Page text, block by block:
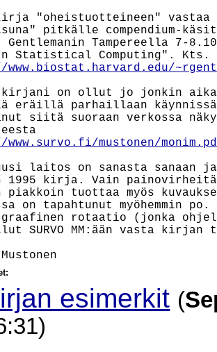
kirja "oheistuotteineen"
pitkälle compendium-
Gentlemanin Tampereella 7-
kirjani on ollut jo jonkin
eräillä parhaillaan
siitä suoraan verkossa
mustonen/
laitos on sanasta sanaan
1995 kirja. Vain
piakkoin tuottaa myös
on tapahtunut myöhemmin
rotaatio (jonka
SURVO MM:ään vasta kirjan
esimerkit (